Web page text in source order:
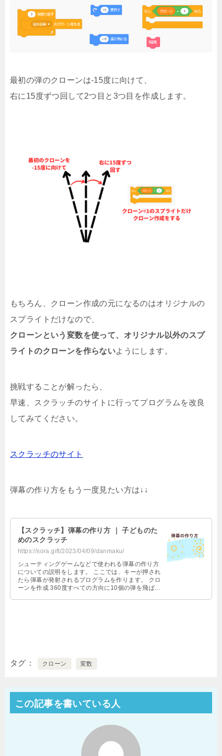
最初の弾のクローンは-15度に向けて、
右に15度ずつ回して2つ目と3つ目を作成します。
もちろん、クローン作成の元になるのはオリジナルの
スプライトだけなので、
クローンという変数を使って、オリジナル以外のスプ
ライトのクローンを作らないようにします。
挑戦することが解ったら、
早速、スクラッチのサイトに行ってプログラムを改良
してみてください。
スクラッチのサイト
弾幕の作り方をもう一度見たい方は↓↓
【スクラッチ】弾幕の作り方 ｜ 子どものた
めのスクラッチ
https://sora.gift/2023/04/09/danmaku/
シューティングゲームなどで使われる弾幕の作り方
についての説明をします。 ここでは、キーが押され
たら弾幕が発射されるプログラムを作ります。 クロ
ーンを作成 360度すべての方向に10個の弾を飛ばす
タグ クローン 変数
この記事を書いている人